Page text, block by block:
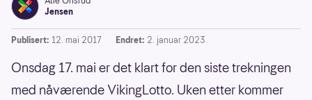
Jensen
Publisert: 12. mai 2017 Endret: 2. januar 2023
Onsdag 17. mai er det klart for den siste trekningen
med nåværende VikingLotto. Uken etter kommer